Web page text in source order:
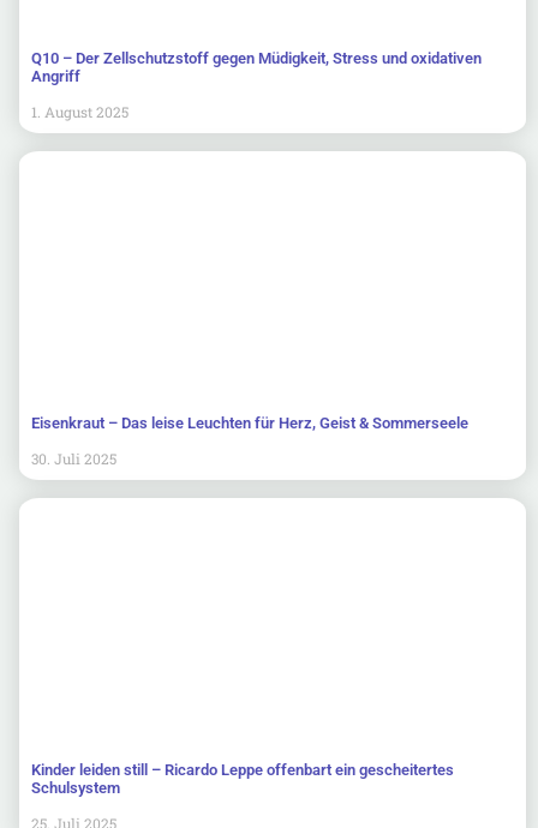
Q10 – Der Zellschutzstoff gegen Müdigkeit, Stress und oxidativen
Angriff
1. August 2025
Eisenkraut – Das leise Leuchten für Herz, Geist & Sommerseele
30. Juli 2025
Kinder leiden still – Ricardo Leppe offenbart ein gescheitertes
Schulsystem
25. Juli 2025